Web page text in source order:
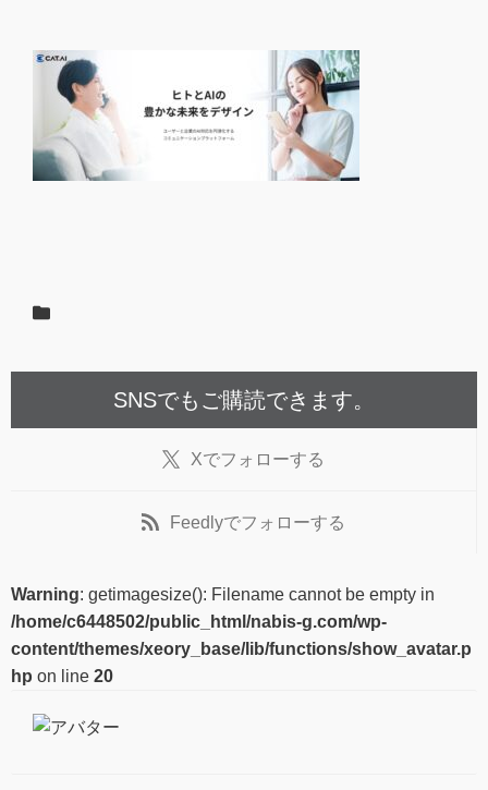
SNSでもご購読できます。
Xでフォローする
Feedlyでフォローする
Warning: getimagesize(): Filename cannot be empty in
/home/c6448502/public_html/nabis-g.com/wp-
content/themes/xeory_base/lib/functions/show_avatar.p
hp on line 20